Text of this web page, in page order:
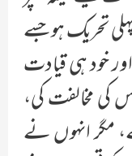
تحریک ہو جسے
خود ہی قیادت
کی مخالفت کی،
انہوں نے